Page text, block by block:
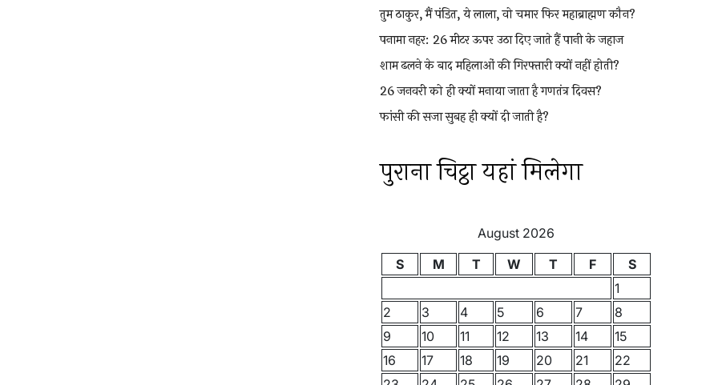
तुम ठाकुर, मैं पंडित, ये लाला, वो चमार फिर महाब्राह्मण कौन?
पनामा नहर: 26 मीटर ऊपर उठा दिए जाते हैं पानी के जहाज
शाम ढलने के बाद महिलाओं की गिरफ्तारी क्यों नहीं होती?
26 जनवरी को ही क्यों मनाया जाता है गणतंत्र दिवस?
फांसी की सजा सुबह ही क्यों दी जाती है?
पुराना चिट्ठा यहां मिलेगा
August 2026
S
M T W T F
S
1
2
3 4 5 6 7
8
9
10 11 12 13 14
15
16
17 18 19 20 21
22